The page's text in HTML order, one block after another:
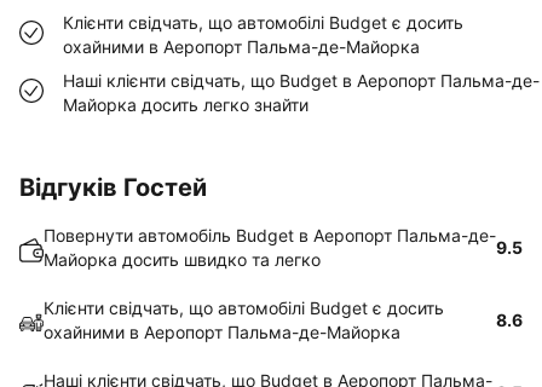
Клієнти свідчать, що автомобілі Budget є досить
охайними в Аеропорт Пальма-де-Майорка
Наші клієнти свідчать, що Budget в Аеропорт Пальма-де-
Майорка досить легко знайти
Відгуків Гостей
Повернути автомобіль Budget в Аеропорт Пальма-де-
Майорка досить швидко та легко
9.5
Клієнти свідчать, що автомобілі Budget є досить
охайними в Аеропорт Пальма-де-Майорка
8.6
Наші клієнти свідчать, що Budget в Аеропорт Пальма-